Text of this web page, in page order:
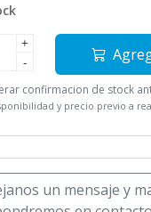
+
-
confirmacion de stock
y precio previo a
un mensaje y